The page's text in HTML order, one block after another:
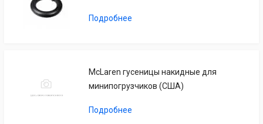
Подробнее
McLaren гусеницы накидные для
минипогрузчиков (США)
Подробнее